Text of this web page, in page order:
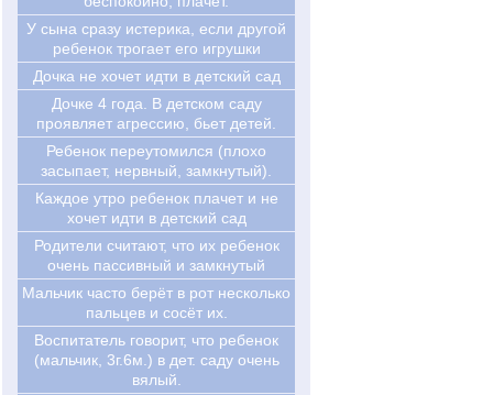
У сына сразу истерика, если другой
ребенок трогает его игрушки
Дочка не хочет идти в детский сад
Дочке 4 года. В детском саду
проявляет агрессию, бьет детей.
Ребенок переутомился (плохо
засыпает, нервный, замкнутый).
Каждое утро ребенок плачет и не
хочет идти в детский сад
Родители считают, что их ребенок
очень пассивный и замкнутый
Мальчик часто берёт в рот несколько
пальцев и сосёт их.
Воспитатель говорит, что ребенок
(мальчик, 3г.6м.) в дет. саду очень
вялый.